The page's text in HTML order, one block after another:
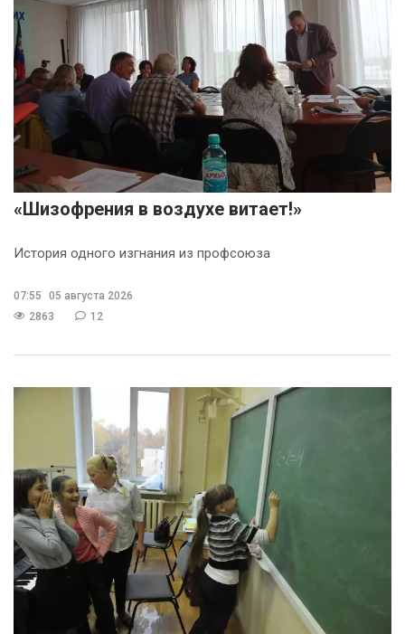
«Шизофрения в воздухе витает!»
История одного изгнания из профсоюза
07:55
05 августа 2026
2863
12